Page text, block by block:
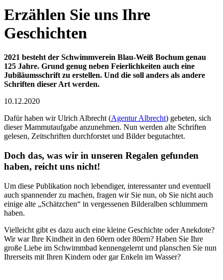
Erzählen Sie uns Ihre
Geschichten
2021 besteht der Schwimmverein Blau-Weiß Bochum genau
125 Jahre. Grund genug neben Feierlichkeiten auch eine
Jubiläumsschrift zu erstellen. Und die soll anders als andere
Schriften dieser Art werden.
10.12.2020
Dafür haben wir Ulrich Albrecht (Agentur Albrecht) gebeten, sich
dieser Mammutaufgabe anzunehmen. Nun werden alte Schriften
gelesen, Zeitschriften durchforstet und Bilder begutachtet.
Doch das, was wir in unseren Regalen gefunden
haben, reicht uns nicht!
Um diese Publikation noch lebendiger, interessanter und eventuell
auch spannender zu machen, fragen wir Sie nun, ob Sie nicht auch
einige alte „Schätzchen“ in vergessenen Bilderalben schlummern
haben.
Vielleicht gibt es dazu auch eine kleine Geschichte oder Anekdote?
Wir war Ihre Kindheit in den 60ern oder 80ern? Haben Sie Ihre
große Liebe im Schwimmbad kennengelernt und planschen Sie nun
Ihrerseits mit Ihren Kindern oder gar Enkeln im Wasser?